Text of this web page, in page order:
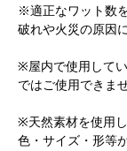
※適正なワット数
破れや火災の原因
※屋内で使用して
ではご使用できませ
※天然素材を使用
色・サイズ・形等